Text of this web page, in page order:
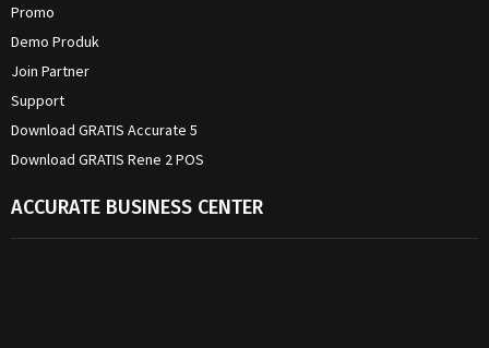
Promo
Demo Produk
Join Partner
Support
Download GRATIS Accurate 5
Download GRATIS Rene 2 POS
ACCURATE BUSINESS CENTER